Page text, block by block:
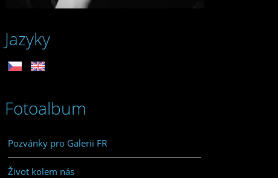
Jazyky
Fotoalbum
Pozvánky pro Galerii FR
Život kolem nás